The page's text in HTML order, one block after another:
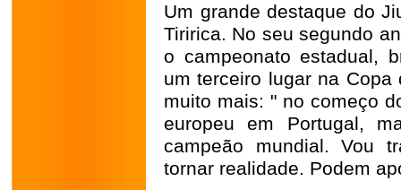
Um grande destaque do
Tiririca. No seu segundo
o campeonato estadual,
um terceiro lugar na
muito mais: " no começo
europeu em Portugal,
campeão mundial. Vou
tornar realidade. Podem